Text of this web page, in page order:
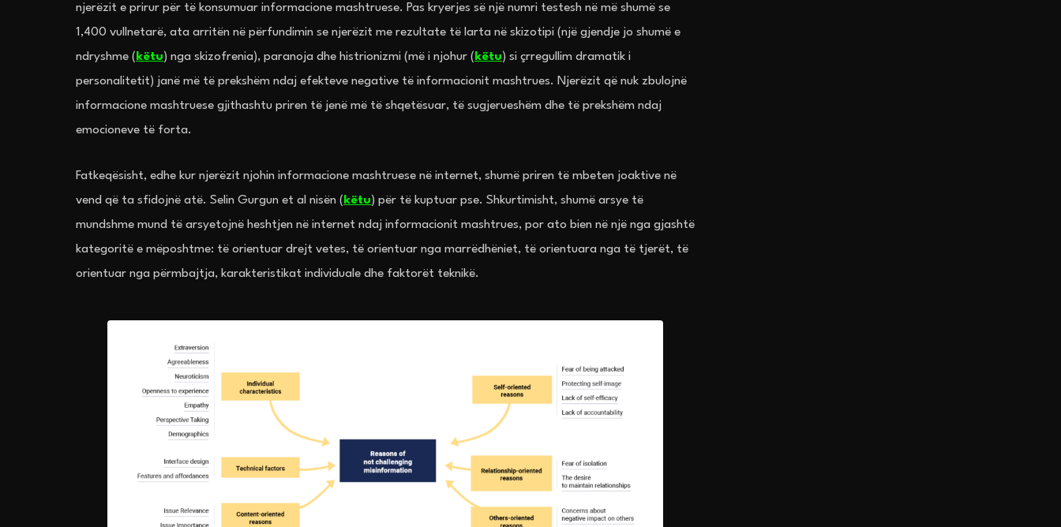
njerëzit e prirur për të konsumuar informacione mashtruese. Pas kryerjes së një numri testesh në më shumë se
1,400 vullnetarë, ata arritën në përfundimin se njerëzit me rezultate të larta në skizotipi (një gjendje jo shumë e
ndryshme ( këtu) nga skizofrenia), paranoja dhe histrionizmi (më i njohur ( këtu) si çrregullim dramatik i
personalitetit) janë më të prekshëm ndaj efekteve negative të informacionit mashtrues. Njerëzit që nuk zbulojnë
informacione mashtruese gjithashtu priren të jenë më të shqetësuar, të sugjerueshëm dhe të prekshëm ndaj
emocioneve të forta.
Fatkeqësisht, edhe kur njerëzit njohin informacione mashtruese në internet, shumë priren të mbeten joaktive në
vend që ta sfidojnë atë. Selin Gurgun et al nisën ( këtu) për të kuptuar pse. Shkurtimisht, shumë arsye të
mundshme mund të arsyetojnë heshtjen në internet ndaj informacionit mashtrues, por ato bien në një nga gjashtë
kategoritë e mëposhtme: të orientuar drejt vetes, të orientuar nga marrëdhëniet, të orientuara nga të tjerët, të
orientuar nga përmbajtja, karakteristikat individuale dhe faktorët teknikë.